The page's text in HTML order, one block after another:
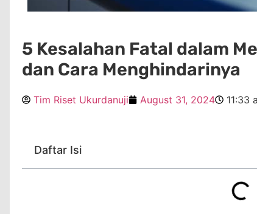
5 Kesalahan Fatal dalam
dan Cara Menghindarinya
Tim Riset Ukurdanuji August 31, 2024 11:33
Daftar Isi